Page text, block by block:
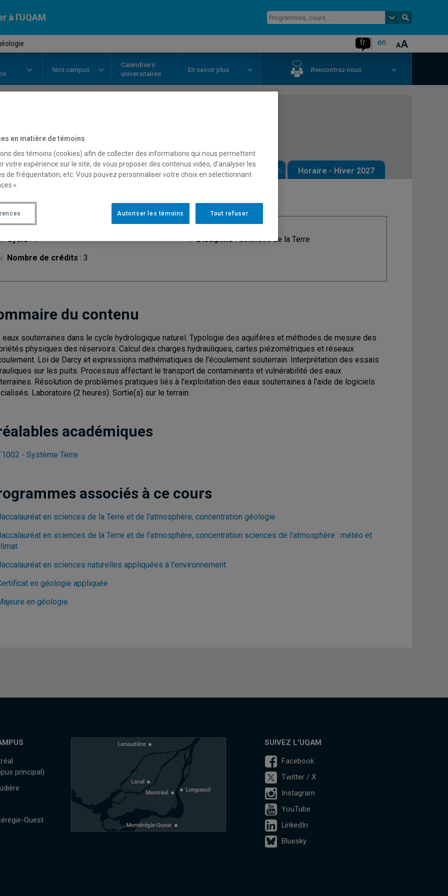
à l'UQAM
fr en
Nos campus
Calendriers
universitaires
En savoir plus Rencontrez-nous
SCT5312
Description Horaire - Été 2026 Horaire - Automne 2026 Horaire - Hiver 2027
Cycle: 1
Nombre de crédits : 3
Discipline: Sciences de la Terre
du contenu
eaux souterraines dans le cycle hydrologique naturel. Typologie des aquifères et méthodes de mesure des
physiques des réservoirs. Calcul des charges hydrauliques, cartes piézométriques et réseaux
Loi de Darcy et expressions mathématiques de l'écoulement souterrain. Interprétation des essais
sur les puits. Processus affectant le transport de contaminants et vulnérabilité des eaux
Résolution de problèmes pratiques liés à l'exploitation des eaux souterraines à l'aide de logiciels
Laboratoire (2 heures). Sortie(s) sur le terrain.
académiques
- Système Terre
associés à ce cours
en sciences de la Terre et de l'atmosphère, concentration géologie
en sciences de la Terre et de l'atmosphère, concentration sciences de l'atmosphère : météo et
en sciences naturelles appliquées à l'environnement
en géologie appliquée
en géologie
principal)
Ouest
SUIVEZ L'UQAM
Facebook
Twitter / X
Instagram
YouTube
LinkedIn
Bluesky
en matière de témoins
des témoins (cookies) afin de collecter des informations qui nous permettent
votre expérience sur le site, de vous proposer des contenus vidéo, d’analyser les
de fréquentation, etc. Vous pouvez personnaliser votre choix en sélectionnant
».
Tout refuser
Autoriser les témoins